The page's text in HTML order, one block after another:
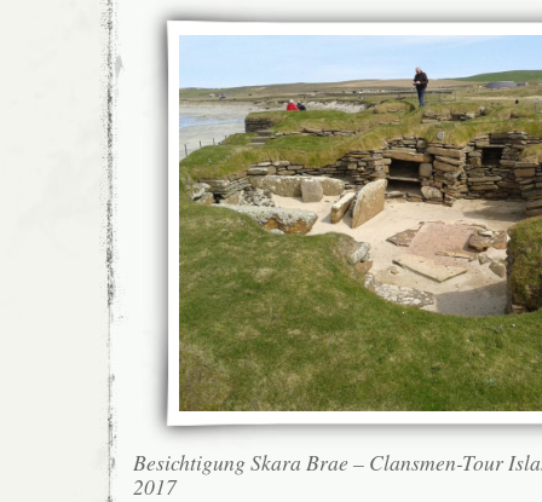
Besichtigung Skara Brae – Clansmen-Tour
2017